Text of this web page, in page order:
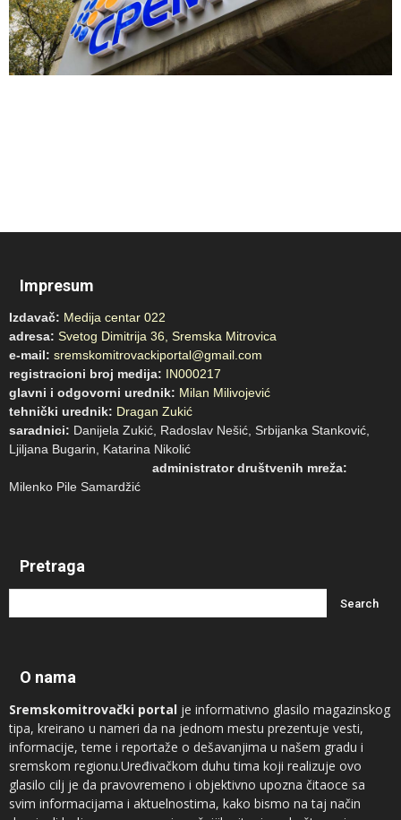
Impresum
Izdavač: Medija centar 022
adresa: Svetog Dimitrija 36, Sremska Mitrovica
e-mail: sremskomitrovackiportal@gmail.com
registracioni broj medija: IN000217
glavni i odgovorni urednik: Milan Milivojević
tehnički urednik: Dragan Zukić
saradnici: Danijela Zukić, Radoslav Nešić, Srbijanka Stanković,
Ljiljana Bugarin, Katarina Nikolić
administrator društvenih mreža:
Milenko Pile Samardžić
Pretraga
O nama
Sremskomitrovački portal je informativno glasilo magazinskog
tipa, kreirano u nameri da na jednom mestu prezentuje vesti,
informacije, teme i reportaže o dešavanjima u našem gradu i
sremskom regionu.Uređivačkom duhu tima koji realizuje ovo
glasilo cilj je da pravovremeno i objektivno upozna čitaoce sa
svim informacijama i aktuelnostima, kako bismo na taj način